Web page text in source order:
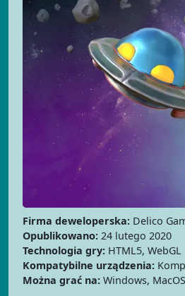
Firma deweloperska: Delico
Opublikowano: 24 lutego 2020
Technologia gry: HTML5, WebGL
Kompatybilne urządzenia:
Można grać na: Windows,